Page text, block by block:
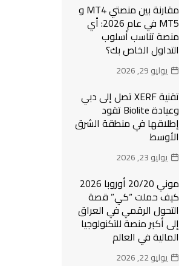
مقارنة بين منصتي MT4 و
MT5 في عام 2026: أي
منصة تناسب أسلوب
التداول الخاص بك؟
يوليو 29, 2026
تقنية XERF تصل إلى دبي
وعيادة Biolite تقود
إطلاقها في منطقة الشرق
الأوسط
يوليو 23, 2026
موني 20/20 أوروبا 2026
كيف حملت “كي” قصة
التحول الرقمي في العراق
إلى أكبر منصة للتكنولوجيا
المالية في العالم
يوليو 22, 2026